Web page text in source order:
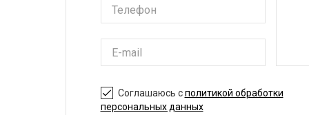
Соглашаюсь сполитикой обработки
персональных данных